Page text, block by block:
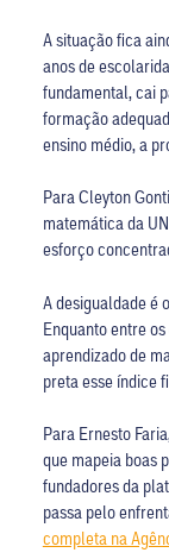
A situação fica
anos de
fundamental, cai
formação
ensino médio, a
Para Cleyton
matemática da
esforço
A desigualdade é
Enquanto entre
aprendizado de
preta esse índice
Para Ernesto
que mapeia boas
fundadores da
passa pelo
completa na